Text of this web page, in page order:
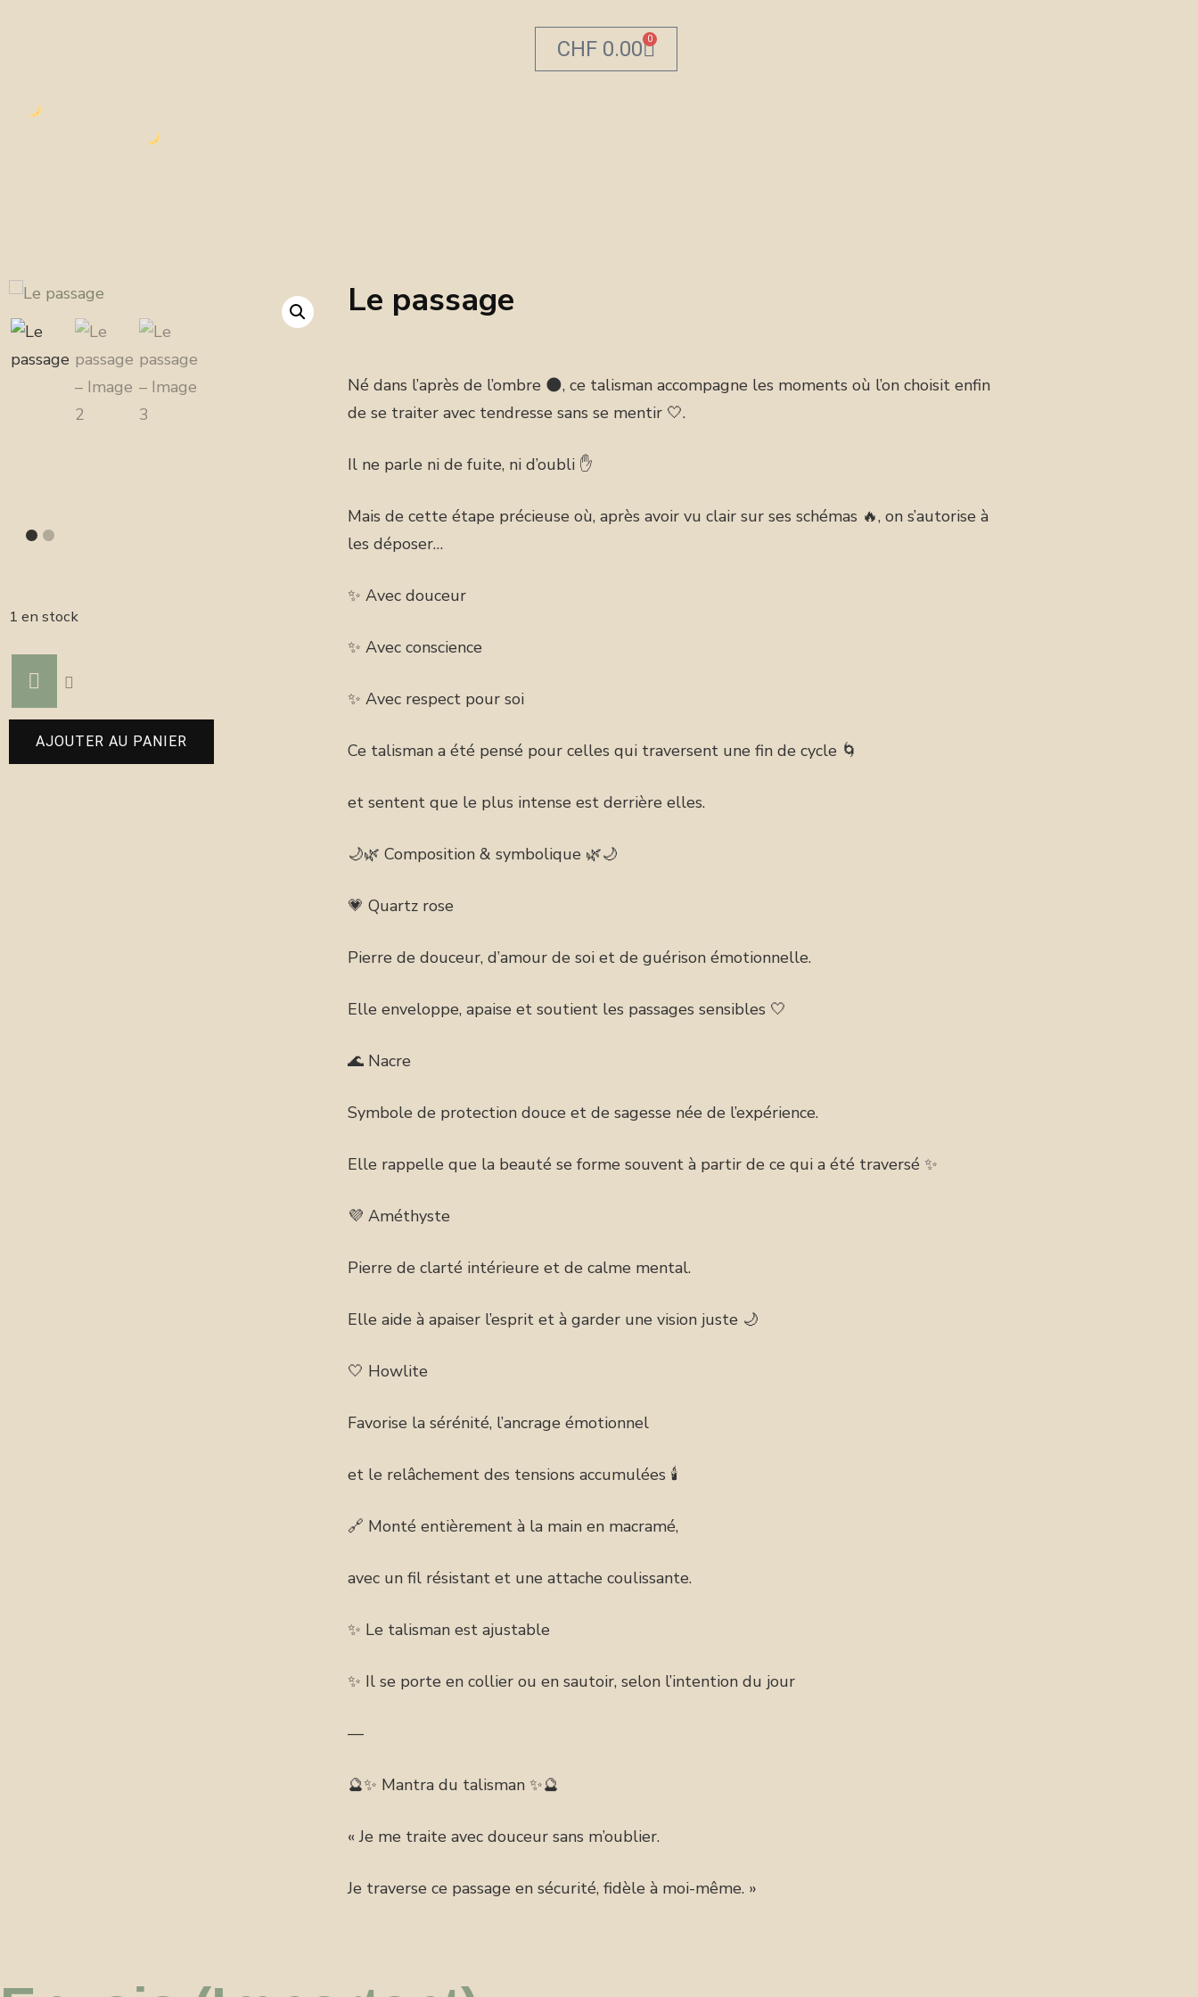
CHF 0.00 0
1 en stock
AJOUTER AU PANIER
Le passage
Né dans l’après de l’ombre 🌑, ce talisman accompagne les moments où l’on choisit enfin
de se traiter avec tendresse sans se mentir 🤍.
Il ne parle ni de fuite, ni d’oubli ✋
Mais de cette étape précieuse où, après avoir vu clair sur ses schémas 🔥, on s’autorise à
les déposer…
✨ Avec douceur
✨ Avec conscience
✨ Avec respect pour soi
Ce talisman a été pensé pour celles qui traversent une fin de cycle 🌀
et sentent que le plus intense est derrière elles.
🌙🌿 Composition & symbolique 🌿🌙
💗 Quartz rose
Pierre de douceur, d’amour de soi et de guérison émotionnelle.
Elle enveloppe, apaise et soutient les passages sensibles 🤍
🌊 Nacre
Symbole de protection douce et de sagesse née de l’expérience.
Elle rappelle que la beauté se forme souvent à partir de ce qui a été traversé ✨
💜 Améthyste
Pierre de clarté intérieure et de calme mental.
Elle aide à apaiser l’esprit et à garder une vision juste 🌙
🤍 Howlite
Favorise la sérénité, l’ancrage émotionnel
et le relâchement des tensions accumulées 🕯️
🔗 Monté entièrement à la main en macramé,
avec un fil résistant et une attache coulissante.
✨ Le talisman est ajustable
✨ Il se porte en collier ou en sautoir, selon l’intention du jour
—
🔮✨ Mantra du talisman ✨🔮
« Je me traite avec douceur sans m’oublier.
Je traverse ce passage en sécurité, fidèle à moi-même. »